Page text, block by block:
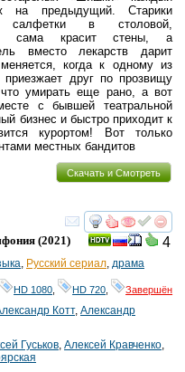
на предыдущий. Старики
салфетки в столовой,
сама красит стены, а
вместо лекарств дарит
когда к одному из
приезжает друг по прозвищу
умирать еще рано, а вот
с бывшей театральной
бизнес и быстро приходит к
курортом! Вот только
местных бандитов
Скачать и Смотреть
смотреть
4
(2021)
, Русский сериал, драма
HD 1080 HD 720 Завершён
Котт, Александр
Гуськов, Алексей Кравченко,